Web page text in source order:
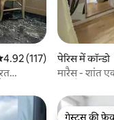
रेटिंग 5 में से 4.92, 117
4.92 (117)
पेरिस में कॉन्डो
मारैस - शांत
गेस्ट्स की